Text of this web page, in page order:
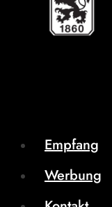
Empfang
Werbung